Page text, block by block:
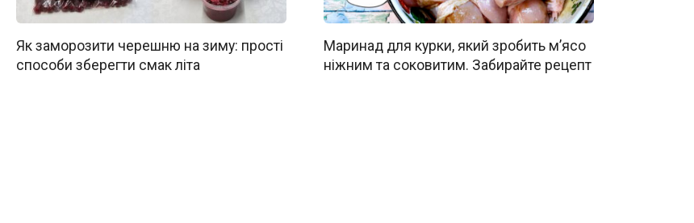
Як заморозити черешню на зиму: прості
способи зберегти смак літа
Маринад для курки, який зробить м’ясо
ніжним та соковитим. Забирайте рецепт